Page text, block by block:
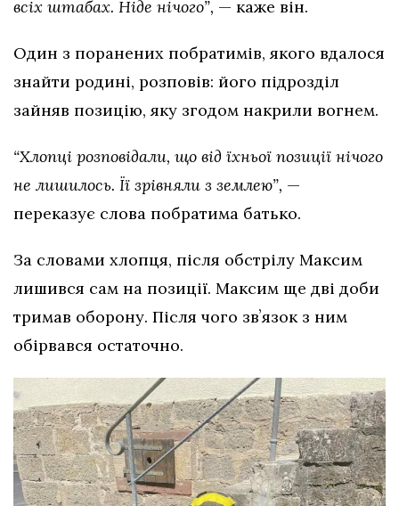
всіх штабах. Ніде нічого”, — каже він.
Один з поранених побратимів, якого вдалося
знайти родині, розповів: його підрозділ
зайняв позицію, яку згодом накрили вогнем.
“Хлопці розповідали, що від їхньої позиції нічого
не лишилось. Її зрівняли з землею”, —
переказує слова побратима батько.
За словами хлопця, після обстрілу Максим
лишився сам на позиції. Максим ще дві доби
тримав оборону. Після чого звʼязок з ним
обірвався остаточно.